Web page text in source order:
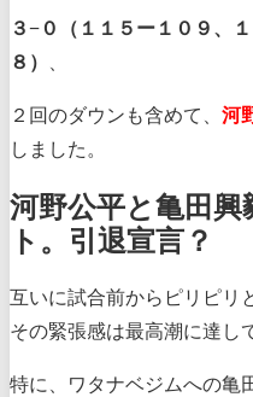
３−０（１１５ー１０９、
８）
２回のダウンも含めて、 河
しました。
河野公平と亀田
ト。引退宣言？
互いに試合前からピリピリ
その緊張感は最高潮に達し
特に、ワタナベジムへの亀